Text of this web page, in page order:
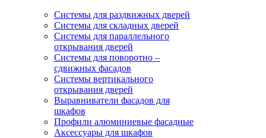
Системы для раздвижных дверей
Системы для складных дверей
Системы для параллельного
открывания дверей
Системы для поворотно –
сдвижных фасадов
Системы вертикального
открывания дверей
Выравниватели фасадов для
шкафов
Профили алюминиевые фасадные
Аксессуары для шкафов